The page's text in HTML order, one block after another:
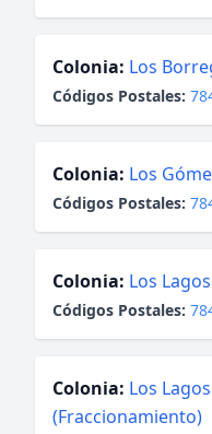
Colonia: Los
Códigos Postales:
Colonia: Los
Códigos Postales:
Colonia: Los
Códigos Postales:
Colonia: Los
(Fraccionamiento)